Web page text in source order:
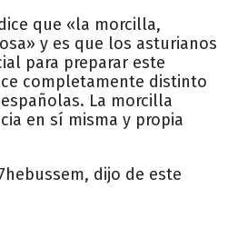
que «la morcilla,
y es que los asturianos
para preparar este
completamente distinto
La morcilla
en sí misma y propia
dijo de este